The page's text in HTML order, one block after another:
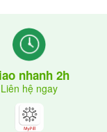
nhanh 2h
Liên hệ ngay